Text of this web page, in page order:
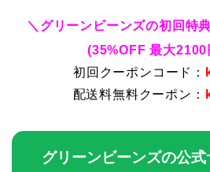
＼グリーンビーンズの初回特
(35%OFF 最大2100
初回クーポンコード：
配送料無料クーポン：
グリーンビーンズの公